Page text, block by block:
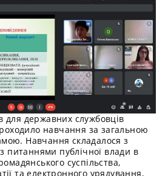
для державних службовців
навчання за загальною
Навчання складалося з
питаннями публічної влади в
суспільства,
та електронного урядування,